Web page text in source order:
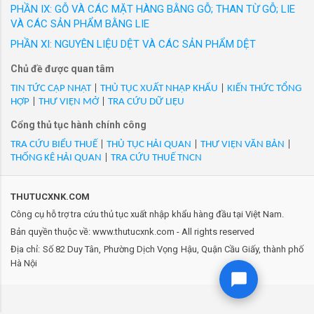
- Mã Hs 57022000: Thảm xơ dừa dệt, KT (1m x 5m), độ dày: 3,
2cm, trọng lượng: 32kg/tấm - COCONUT FIBER MAT, hàng mới
100%/VN/XK
thước 2.0m x 10m x 35mm, hàng mới 100%/VN/XK
- Mã Hs 57022000: Thảm xơ dừa, khổ rộng 1.0m x 10m, hàng
- Mã Hs 57022000: Thảm xơ dừa, kích thước: 1.0m x 10m x
35mm/cuộn, Coconut Mat, mới 100%/VN/XK
- Mã Hs 57022000: Thảm xơ dừa, làm từ 100% xơ dừa thiên
nhiên, kích thước (1.0x10) m, hàng mới 100%/VN/XK
- Mã Hs 57022000: Thảm xơ dừa. 0.6m x 10m x 30mm - hàng
mới 100%/VN/XK
- Mã Hs 57022000: Thảm xơ dừa. 1.0m x 10m x 30mm - hàng
mới 100%/VN/XK
- Mã Hs 57022000: Thảm xơ dừa. 2.0m x 10m x 30mm - hàng
- Mã Hs 57022000: XƠ DỪA ĐƯỢC BỆN THÀNH DÂY, ĐÓNG
đưa ra thị trường trong nước với các nhãn hiệu
được người tiêu dùng Việt Nam yêu thích. Hàng
loạt sản phẩm thời trang công sở cao cấp như
Classic, May10 Classic Suit... Thương hiệu
Veston và nhiều thương hiệu thời trang được
phát triển trong 20 năm qua của May 10 đ...
PHẦN IX: GỖ VÀ CÁC MẶT HÀNG BẰNG GỖ; THAN TỪ GỖ; LIE
VÀ CÁC SẢN PHẨM BẰNG LIE
PHẦN XI: NGUYÊN LIỆU DỆT VÀ CÁC SẢN PHẨM DỆT
Chủ đề được quan tâm
TIN TỨC CẬP NHẬT| THỦ TỤC XUẤT NHẬP KHẨU
KIẾN THỨC TỔNG
HỢP
THƯ VIỆN MỞ| TRA CỨU DỮ LIỆU
Cổng thủ tục hành chính công
TRA CỨU BIỂU THUẾ THỦ TỤC HẢI QUAN THƯ VIỆN VĂN BẢN
THỐNG KÊ HẢI QUAN
TRA CỨU THUẾ TNCN
THUTUCXNK.COM
Công cụ hỗ trợ tra cứu thủ tục xuất nhập khẩu hàng đầu tại Việt Nam.
Bản quyền thuộc về: www.thutucxnk.com - All rights reserved
Địa chỉ: Số 82 Duy Tân, Phường Dịch Vọng Hậu, Quận Cầu Giấy, thành phố
Hà Nội